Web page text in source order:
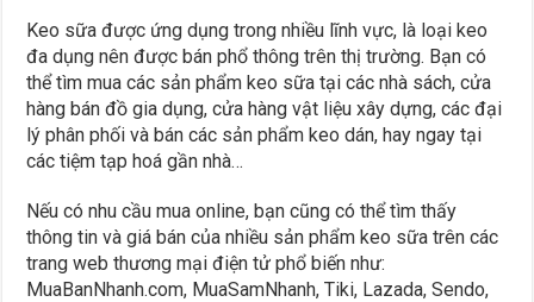
Keo sữa được ứng dụng trong nhiều lĩnh vực, là loại keo
đa dụng nên được bán phổ thông trên thị trường. Bạn có
thể tìm mua các sản phẩm keo sữa tại các nhà sách, cửa
hàng bán đồ gia dụng, cửa hàng vật liệu xây dựng, các đại
lý phân phối và bán các sản phẩm keo dán, hay ngay tại
các tiệm tạp hoá gần nhà…
Nếu có nhu cầu mua online, bạn cũng có thể tìm thấy
thông tin và giá bán của nhiều sản phẩm keo sữa trên các
trang web thương mại điện tử phổ biến như:
MuaBanNhanh.com, MuaSamNhanh, Tiki, Lazada, Sendo,